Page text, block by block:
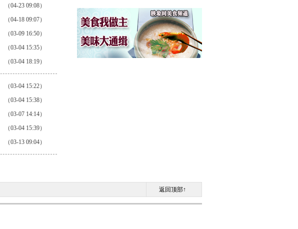
（04-23 09:08）
（04-18 09:07）
（03-09 16:50）
（03-04 15:35）
（03-04 18:19）
（03-04 15:22）
（03-04 15:38）
（03-07 14:14）
（03-04 15:39）
（03-13 09:04）
返回顶部↑